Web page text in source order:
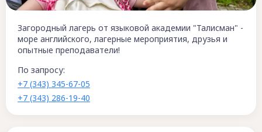
Загородный лагерь от языковой академии "Талисман" -
море английского, лагерные мероприятия, друзья и
опытные преподаватели!
По запросу:
+7 (343) 345-67-05
+7 (343) 286-19-40